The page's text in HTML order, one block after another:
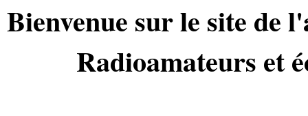
Bienvenue sur le site de
Radioamateurs et